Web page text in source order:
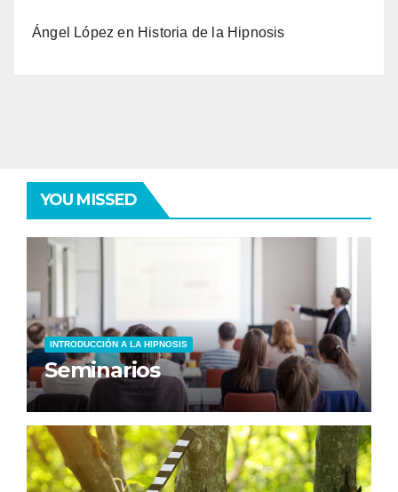
Ángel López en Historia de la Hipnosis
YOU MISSED
INTRODUCCIÓN A LA HIPNOSIS
Seminarios